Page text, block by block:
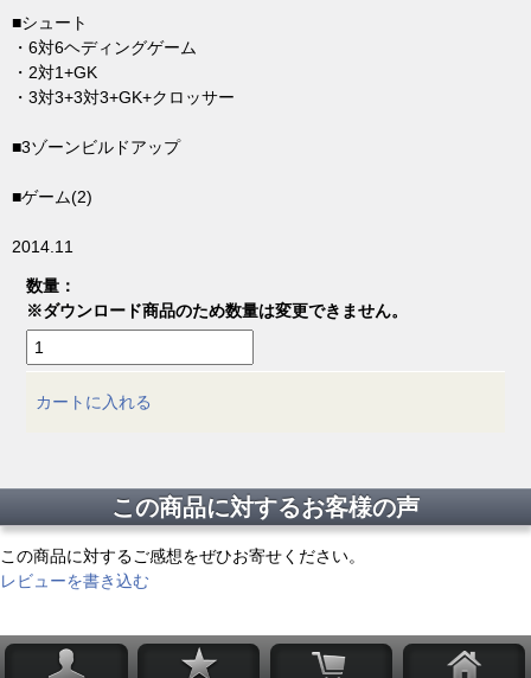
■シュート
・6対6ヘディングゲーム
・2対1+GK
・3対3+3対3+GK+クロッサー
■3ゾーンビルドアップ
■ゲーム(2)
2014.11
数量：
※ダウンロード商品のため数量は変更できません。
カートに入れる
この商品に対するお客様の声
この商品に対するご感想をぜひお寄せください。
レビューを書き込む